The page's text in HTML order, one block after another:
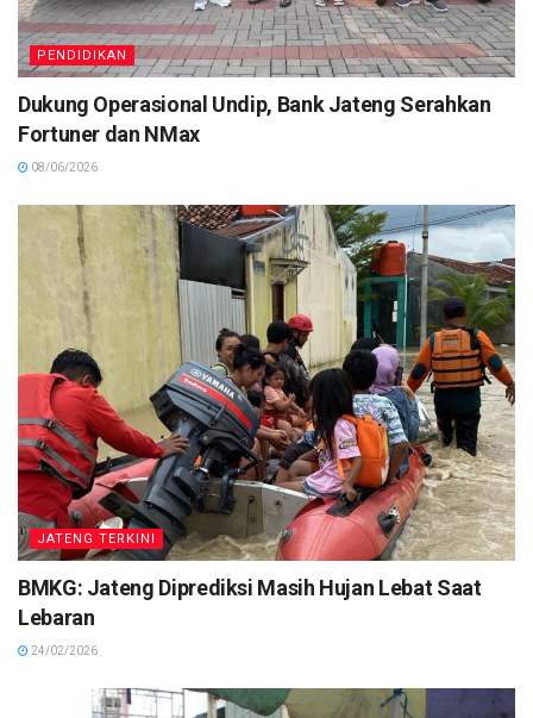
PENDIDIKAN
Dukung Operasional Undip, Bank Jateng Serahkan
Fortuner dan NMax
08/06/2026
JATENG TERKINI
BMKG: Jateng Diprediksi Masih Hujan Lebat Saat
Lebaran
24/02/2026